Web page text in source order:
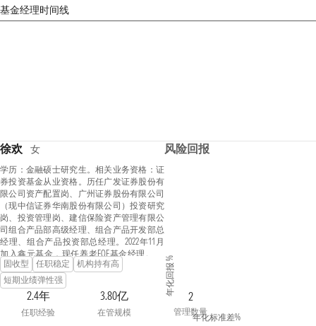
基金经理时间线
徐欢 女
学历：金融硕士研究生。相关业务资格：证
券投资基金从业资格。历任广发证券股份有
限公司资产配置岗、广州证券股份有限公司
（现中信证券华南股份有限公司）投资研究
岗、投资管理岗、建信保险资产管理有限公
司组合产品部高级经理、组合产品开发部总
经理、组合产品投资部总经理。2022年11月
加入鑫元基金，现任养老FOF基金经理。 现
任鑫元鑫选稳健养老目标一年持有期混合型
基金中基金（FOF）、鑫元鑫选安悦3个月持
有期债券型基金中基金（FOF）的基金经理
固收型 任职稳定
机构持有高
短期业绩弹性强
2.4年
任职经验
3.80亿
在管规模
2
管理数量
风险回报
年化回报 %
年化标准差%